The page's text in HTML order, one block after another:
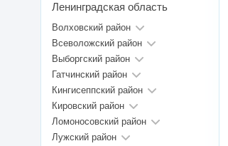
Ленинградская область
Волховский район
Всеволожский район
Выборгский район
Гатчинский район
Кингисеппский район
Кировский район
Ломоносовский район
Лужский район